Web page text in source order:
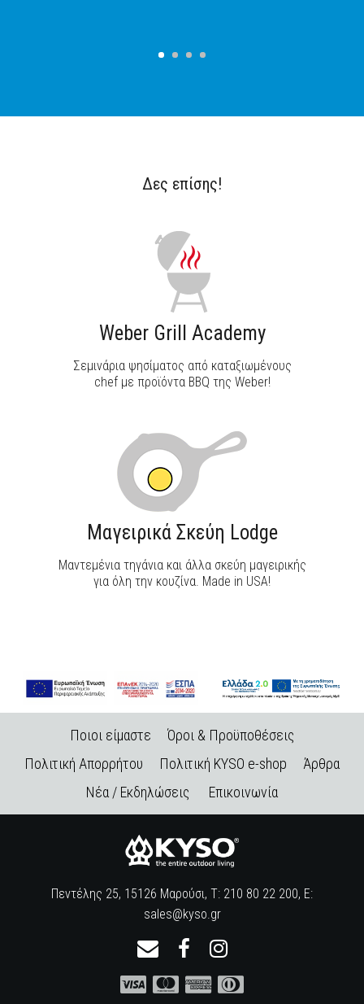
Δες επίσης!
Weber Grill Academy
Σεμινάρια ψησίματος από καταξιωμένους
chef με προϊόντα BBQ της Weber!
Μαγειρικά Σκεύη Lodge
Μαντεμένια τηγάνια και άλλα σκεύη μαγειρικής
για όλη την κουζίνα. Made in USA!
Ποιοι είμαστε
Όροι & Προϋποθέσεις
Πολιτική Απορρήτου
Πολιτική KYSO e-shop
Άρθρα
Νέα / Εκδηλώσεις
Επικοινωνία
Πεντέλης 25, 15126 Μαρούσι, Τ: 210 80 22 200, E:
sales@kyso.gr